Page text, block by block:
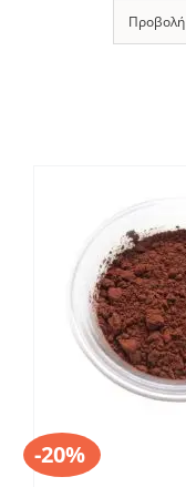
Προβολή
-20%